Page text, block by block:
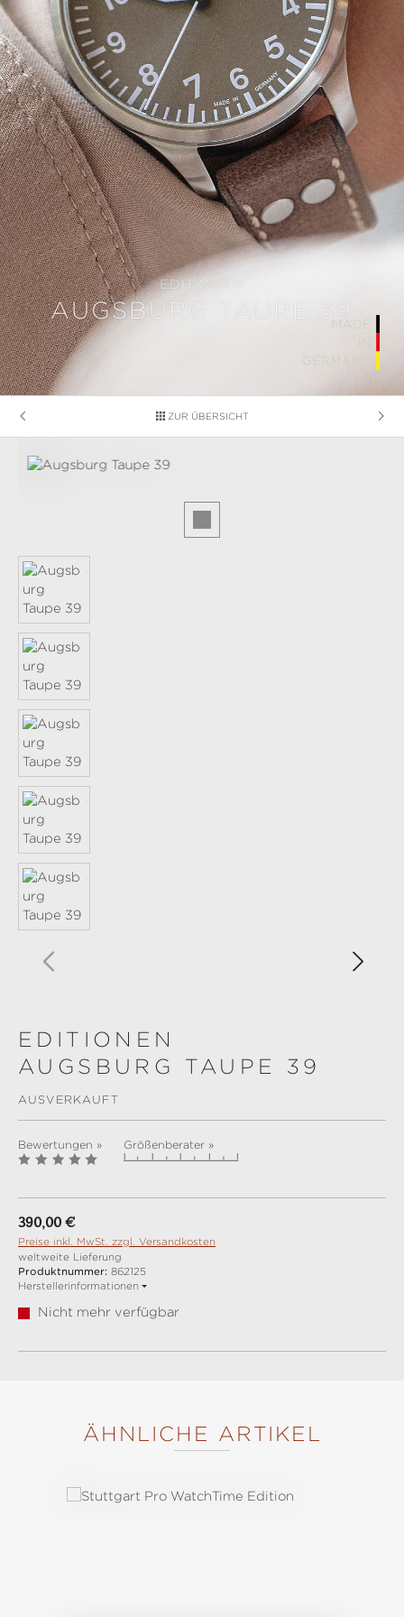
EDITIONEN
AUGSBURG TAUPE 39
ZUR ÜBERSICHT
EDITIONEN
AUGSBURG TAUPE 39
AUSVERKAUFT
Bewertungen » Größenberater »
Regulärer Preis:
390,00 €
Preise inkl. MwSt. zzgl. Versandkosten
weltweite Lieferung
Produktnummer: 862125
Herstellerinformationen
Nicht mehr verfügbar
ÄHNLICHE ARTIKEL